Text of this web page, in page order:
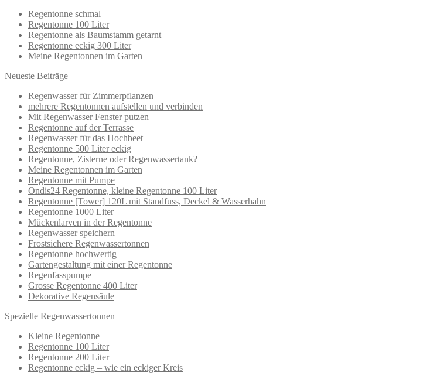
Regentonne schmal
Regentonne 100 Liter
Regentonne als Baumstamm getarnt
Regentonne eckig 300 Liter
Meine Regentonnen im Garten
Neueste Beiträge
Regenwasser für Zimmerpflanzen
mehrere Regentonnen aufstellen und verbinden
Mit Regenwasser Fenster putzen
Regentonne auf der Terrasse
Regenwasser für das Hochbeet
Regentonne 500 Liter eckig
Regentonne, Zisterne oder Regenwassertank?
Meine Regentonnen im Garten
Regentonne mit Pumpe
Ondis24 Regentonne, kleine Regentonne 100 Liter
Regentonne [Tower] 120L mit Standfuss, Deckel & Wasserhahn
Regentonne 1000 Liter
Mückenlarven in der Regentonne
Regenwasser speichern
Frostsichere Regenwassertonnen
Regentonne hochwertig
Gartengestaltung mit einer Regentonne
Regenfasspumpe
Grosse Regentonne 400 Liter
Dekorative Regensäule
Spezielle Regenwassertonnen
Kleine Regentonne
Regentonne 100 Liter
Regentonne 200 Liter
Regentonne eckig – wie ein eckiger Kreis